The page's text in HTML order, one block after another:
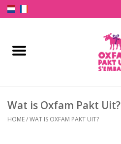
Home
Onze cadeau’s
Wat is Oxfam Pakt Uit?
HOME/WAT IS OXFAM PAKT UIT?